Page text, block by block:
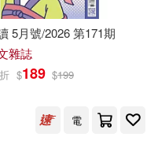
5月號/2026 第171期
雜誌
$189 $199
電